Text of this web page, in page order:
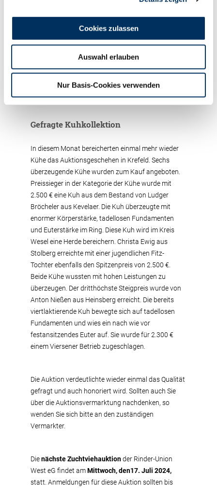
Cookies zulassen
Auswahl erlauben
Nur Basis-Cookies verwenden
erfolgreich. Hubert Loskamp, Bocholt, stellte eine
Färse abstammend von Freemax zum Verkauf.
Auch diese Färse konnte in allen Belangen
überzeugen. Insgesamt konnten fünf weitere Färsen
Gefragte Kuhkollektion
In diesem Monat bereicherten einmal mehr wieder
Kühe das Auktionsgeschehen in Krefeld. Sechs
überzeugende Kühe wurden zum Kauf angeboten.
Preissieger in der Kategorie der Kühe wurde mit
2.500 € eine Kuh aus dem Bestand von Ludger
Bröcheler aus Kevelaer. Die Kuh überzeugte mit
enormer Körperstärke, tadellosen Fundamenten
und Euterstärke im Ring. Diese Kuh wird im Kreis
Wesel eine Herde bereichern. Christa Ewig aus
Stolberg erreichte mit einer jugendlichen Fitz-
Tochter ebenfalls den Spitzenpreis von 2.500 €.
Beide Kühe wussten mit hohen Leistungen zu
überzeugen. Der dritthöchste Steigpreis wurde von
Anton Nießen aus Heinsberg erreicht. Die bereits
viertlaktierende Kuh bewegte sich auf tadellosen
Fundamenten und wies ein nach wie vor
festansitzendes Euter auf. Sie wurde für 2.300 €
einem Viersener Betrieb zugeschlagen.
Die Auktion verdeutlichte wieder einmal das Qualität
gefragt und auch honoriert wird. Sollten auch Sie
über die Auktionsvermarktung nachdenken, so
wenden Sie sich bitte an den zuständigen
Vermarkter.
Dienächste Zuchtviehauktionder Rinder-Union
West eG findet amMittwoch, den17. Juli 2024,
statt. Anmeldungen für diese Auktion sollten bis